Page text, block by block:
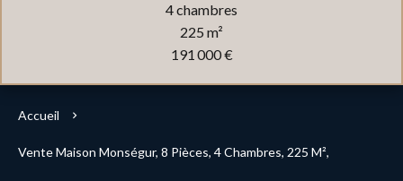
4 chambres
225 m²
191 000 €
Accueil
Vente Maison Monségur, 8 Pièces, 4 Chambres, 225 M²,